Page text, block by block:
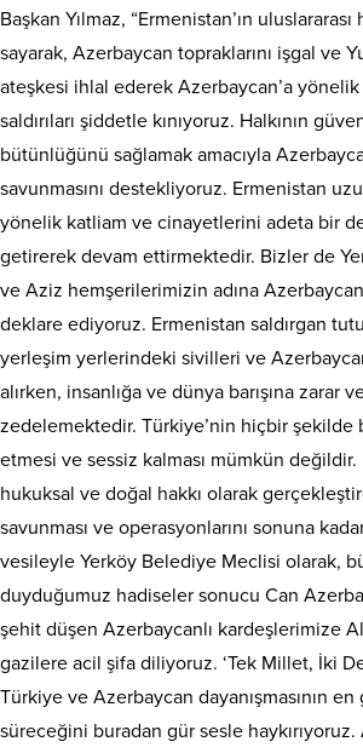
Başkan Yılmaz, “Ermenistan’ın
sayarak, Azerbaycan topraklarını işgal ve
ateşkesi ihlal ederek Azerbaycan’a
saldırıları şiddetle kınıyoruz. Halkının
bütünlüğünü sağlamak amacıyla
savunmasını destekliyoruz. Ermenistan
yönelik katliam ve cinayetlerini adeta bir
getirerek devam ettirmektedir. Bizler de
ve Aziz hemşerilerimizin adına
deklare ediyoruz. Ermenistan saldırgan
yerleşim yerlerindeki sivilleri ve
alırken, insanlığa ve dünya barışına zarar
zedelemektedir. Türkiye’nin hiçbir şekilde
etmesi ve sessiz kalması mümkün değildir.
hukuksal ve doğal hakkı olarak
savunması ve operasyonlarını sonuna
vesileyle Yerköy Belediye Meclisi olarak,
duyduğumuz hadiseler sonucu Can
şehit düşen Azerbaycanlı kardeşlerimize
gazilere acil şifa diliyoruz. ‘Tek Millet, İki
Türkiye ve Azerbaycan dayanışmasının
süreceğini buradan gür sesle haykırıyoruz.